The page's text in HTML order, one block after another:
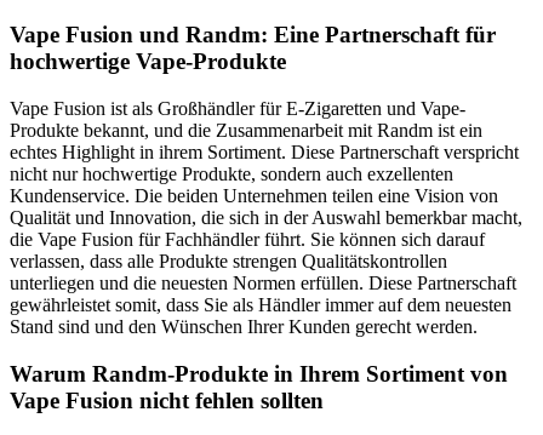
Vape Fusion und Randm: Eine Partnerschaft für
hochwertige Vape-Produkte
Vape Fusion ist als Großhändler für E-Zigaretten und Vape-
Produkte bekannt, und die Zusammenarbeit mit Randm ist ein
echtes Highlight in ihrem Sortiment. Diese Partnerschaft verspricht
nicht nur hochwertige Produkte, sondern auch exzellenten
Kundenservice. Die beiden Unternehmen teilen eine Vision von
Qualität und Innovation, die sich in der Auswahl bemerkbar macht,
die Vape Fusion für Fachhändler führt. Sie können sich darauf
verlassen, dass alle Produkte strengen Qualitätskontrollen
unterliegen und die neuesten Normen erfüllen. Diese Partnerschaft
gewährleistet somit, dass Sie als Händler immer auf dem neuesten
Stand sind und den Wünschen Ihrer Kunden gerecht werden.
Warum Randm-Produkte in Ihrem Sortiment von
Vape Fusion nicht fehlen sollten